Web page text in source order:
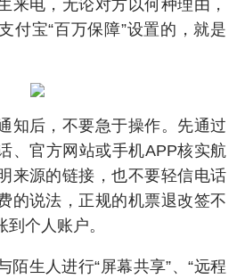
来电，无论对方以何种理由，
付宝“百万保障”设置的，就是
后，不要急于操作。先通过
、官方网站或手机APP核实航
来源的链接，也不要轻信电话
的说法，正规的机票退改签不
个人账户。
生人进行“屏幕共享”、“远程